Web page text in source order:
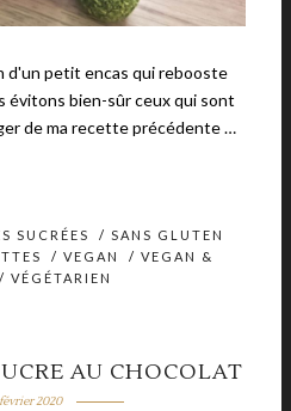
d'un petit encas qui rebooste
évitons bien-sûr ceux qui sont
de ma recette précédente …
SUCRÉES / SANS GLUTEN
/ VEGAN / VEGAN &
VÉGÉTARIEN
AU CHOCOLAT
2020